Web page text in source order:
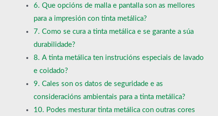
6. Que opcións de malla e pantalla son as mellores
para a impresión con tinta metálica?
7. Como se cura a tinta metálica e se garante a súa
durabilidade?
8. A tinta metálica ten instrucións especiais de lavado
e coidado?
9. Cales son os datos de seguridade e as
consideracións ambientais para a tinta metálica?
10. Podes mesturar tinta metálica con outras cores